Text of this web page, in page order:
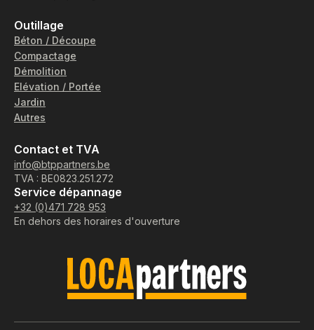
Outillage
Béton / Découpe
Compactage
Démolition
Elévation / Portée
Jardin
Autres
Contact et TVA
info@btppartners.be
TVA : BE0823.251.272
Service dépannage
+32 (0)471 728 953
En dehors des horaires d'ouverture